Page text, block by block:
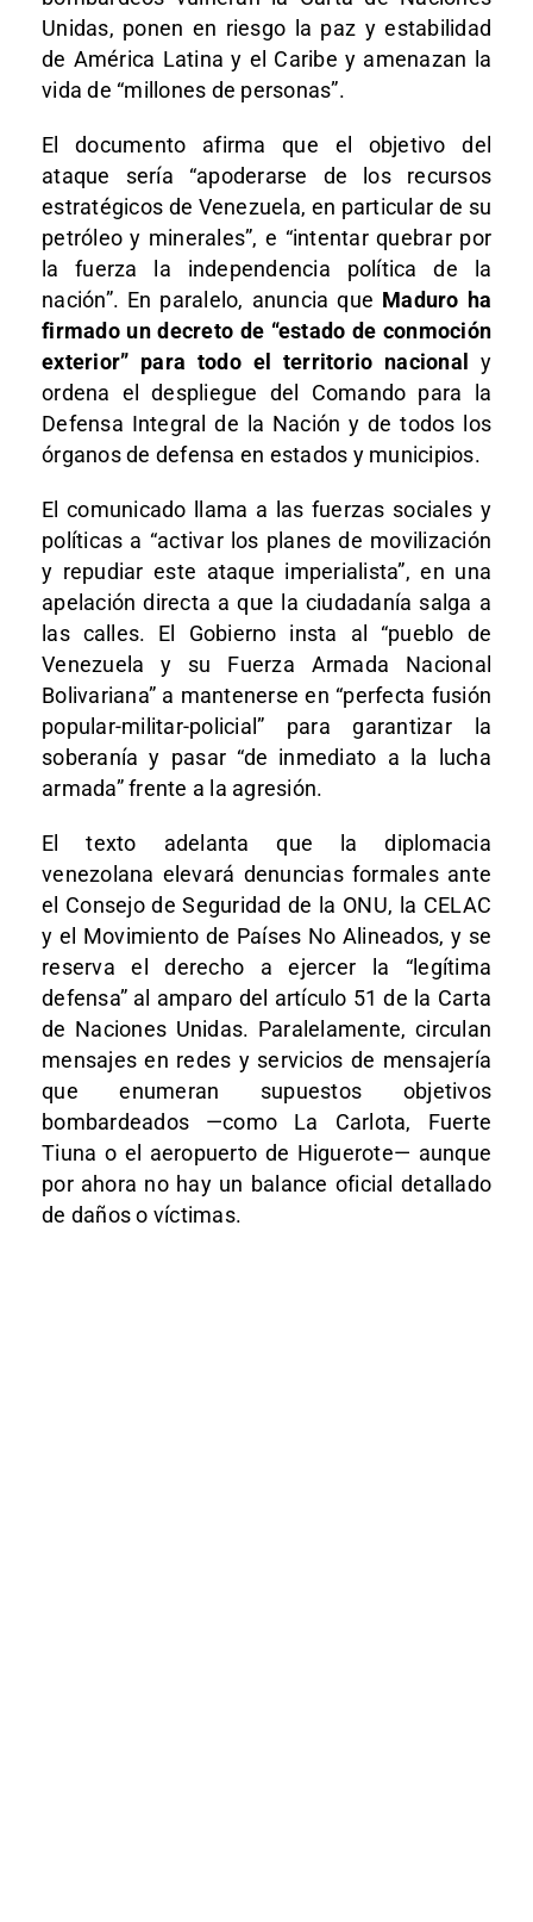
Unidas, ponen en riesgo la paz y estabilidad
de América Latina y el Caribe y amenazan la
vida de “millones de personas”.
El documento afirma que el objetivo del
ataque sería “apoderarse de los recursos
estratégicos de Venezuela, en particular de su
petróleo y minerales”, e “intentar quebrar por
la fuerza la independencia política de la
nación”. En paralelo, anuncia que Maduro ha
firmado un decreto de “estado de conmoción
exterior” para todo el territorio nacional
y
ordena el despliegue del Comando para la
Defensa Integral de la Nación y de todos los
órganos de defensa en estados y municipios.
El comunicado llama a las fuerzas sociales y
políticas a “activar los planes de movilización
y repudiar este ataque imperialista”, en una
apelación directa a que la ciudadanía salga a
las calles. El Gobierno insta al “pueblo de
Venezuela y su Fuerza Armada Nacional
Bolivariana” a mantenerse en “perfecta fusión
popular-militar-policial” para garantizar la
soberanía y pasar “de inmediato a la lucha
armada” frente a la agresión.
El texto adelanta que la diplomacia
venezolana elevará denuncias formales ante
el Consejo de Seguridad de la ONU, la CELAC
y el Movimiento de Países No Alineados, y se
reserva el derecho a ejercer la “legítima
defensa” al amparo del artículo 51 de la Carta
de Naciones Unidas. Paralelamente, circulan
mensajes en redes y servicios de mensajería
que enumeran supuestos objetivos
bombardeados —como La Carlota, Fuerte
Tiuna o el aeropuerto de Higuerote— aunque
por ahora no hay un balance oficial detallado
de daños o víctimas.